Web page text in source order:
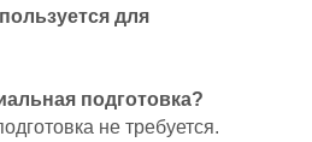
для
подготовка?
не требуется.